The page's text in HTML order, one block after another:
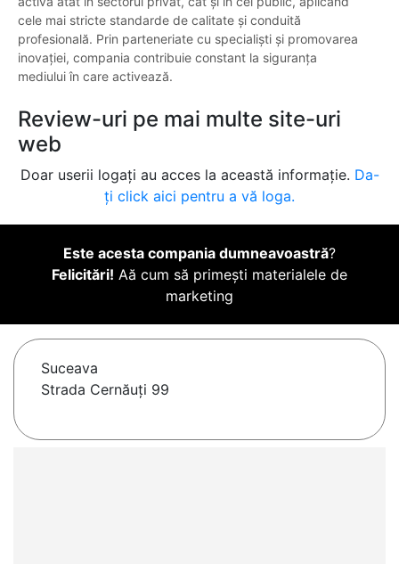
cele mai stricte standarde de calitate și conduită
profesională. Prin parteneriate cu specialiști și promovarea
inovației, compania contribuie constant la siguranța
mediului în care activează.
Review-uri pe mai multe site-uri
web
Doar userii logați au acces la această informație. Da-
ți click aici pentru a vă loga.
Este acesta compania dumneavoastră?
Felicitări! Aă cum să primești materialele de
marketing
Suceava
Strada Cernăuți 99